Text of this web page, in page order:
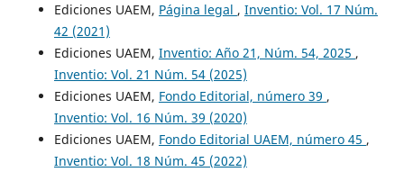
Ediciones UAEM, Página legal , Inventio: Vol. 17 Núm.
42 (2021)
Ediciones UAEM, Inventio: Año 21, Núm. 54, 2025 ,
Inventio: Vol. 21 Núm. 54 (2025)
Ediciones UAEM, Fondo Editorial, número 39 ,
Inventio: Vol. 16 Núm. 39 (2020)
Ediciones UAEM, Fondo Editorial UAEM, número 45 ,
Inventio: Vol. 18 Núm. 45 (2022)